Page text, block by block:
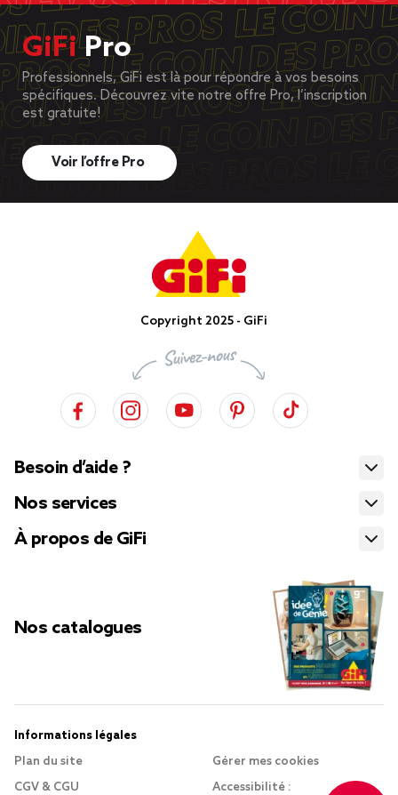
GiFiPro
Professionnels, GiFi est là pour répondre à vos besoins
spécifiques. Découvrez vite notre offre Pro, l’inscription
est gratuite!
Voir l’offre Pro
Copyright 2025 - GiFi
Besoin d’aide ?
Nos services
À propos de GiFi
Nos catalogues
Informations légales
Plan du site
CGV & CGU
Gérer mes cookies
Accessibilité :